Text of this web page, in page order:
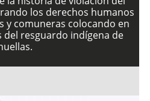
los derechos humanos
y comuneras colocando en
del resguardo indígena de